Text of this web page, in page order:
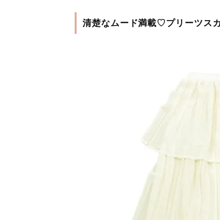
清楚なムード満載♡プリーツス